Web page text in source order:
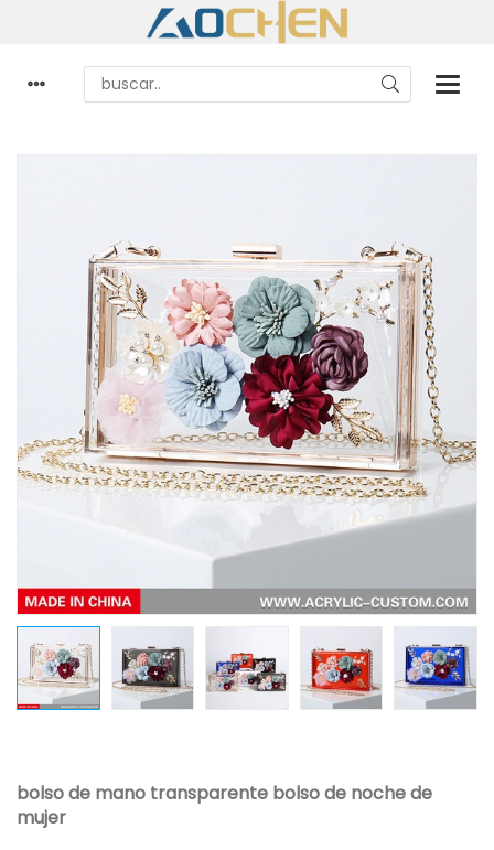
bolso de mano transparente bolso de noche de
mujer